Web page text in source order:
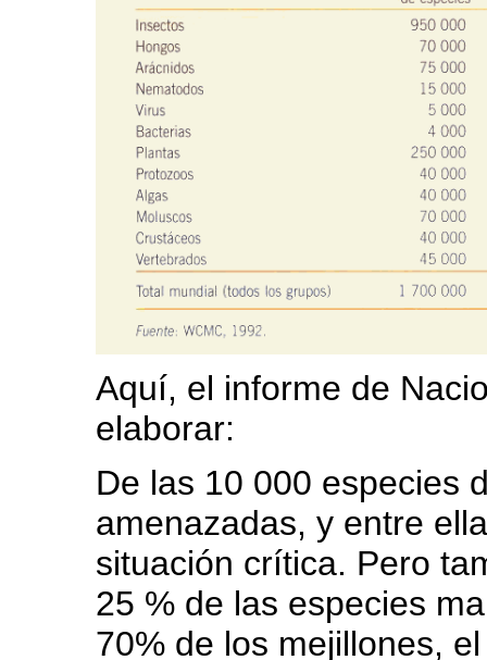
Aquí, el informe de
elaborar:
De las 10 000 especies
amenazadas, y entre
situación crítica. Pero
25 % de las especies
70% de los mejillones,